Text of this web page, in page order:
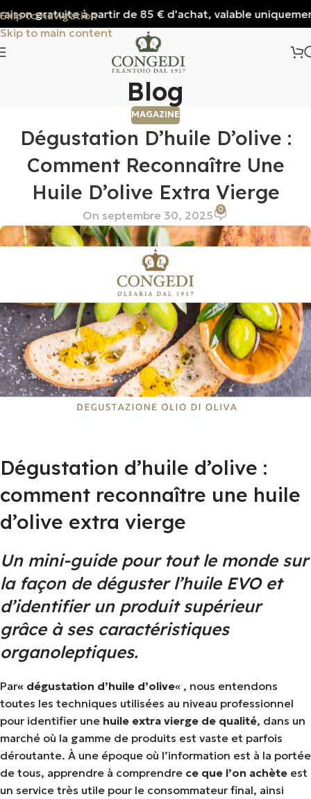
Skip to navigation
Skip to main content
gratuite à partir de 85 € d'achat, valable
Blog
MAGAZINE
Dégustation D’huile D’olive :
Comment Reconnaître Une
Huile D’olive Extra Vierge
On septembre 30, 2025 0
Dégustation d’huile d’olive :
comment reconnaître une huile
d’olive extra vierge
Un mini-guide pour tout le monde sur
la façon de déguster l’huile EVO et
d’identifier un produit supérieur
grâce à ses caractéristiques
organoleptiques.
Par« dégustation d’huile d’olive« , nous entendons
toutes les techniques utilisées au niveau professionnel
pour identifier une huile extra vierge de qualité, dans un
marché où la gamme de produits est vaste et parfois
déroutante. À une époque où l’information est à la portée
de tous, apprendre à comprendre ce que l’on achète est
un service très utile pour le consommateur final, ainsi